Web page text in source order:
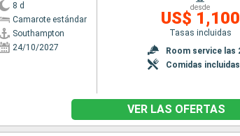
8 d
Camarote estándar
Southampton
24/10/2027
desde
US$ 1,100
Tasas incluidas
Room service las
Comidas incluidas
VER LAS OFERTAS